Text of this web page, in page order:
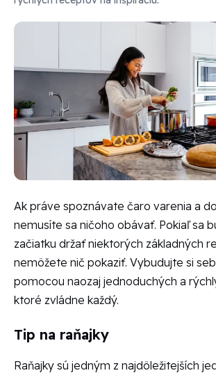
Ak práve spoznávate čaro varenia a
nemusíte sa ničoho obávať. Pokiaľ sa
začiatku držať niektorých základných
nemôžete nič pokaziť. Vybudujte si
pomocou naozaj jednoduchých a
ktoré zvládne každý.
Tip na raňajky
Raňajky sú jedným z najdôležitejších